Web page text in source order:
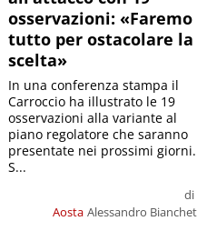
osservazioni: «Faremo
tutto per ostacolare la
scelta»
Aosta
di
Alessandro Bianchet
In una conferenza stampa il
Carroccio ha illustrato le 19
osservazioni alla variante al
piano regolatore che saranno
presentate nei prossimi giorni.
S...